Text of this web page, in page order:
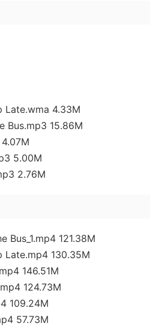
Late.wma 4.33M
Bus.mp3 15.86M
5.00M
2.76M
Bus_1.mp4 121.38M
Late.mp4 130.35M
146.51M
124.73M
109.24M
57.73M